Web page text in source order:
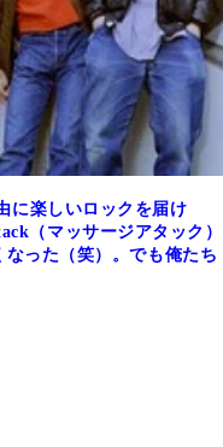
に楽しいロックを届け
（マッサージアタック）
なった（笑）。でも俺たち